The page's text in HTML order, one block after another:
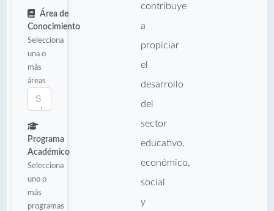
Área de
Conocimiento
Selecciona
una o
más
áreas
Programa
Académico
Selecciona
uno o
más
programas
contribuye
a
propiciar
el
desarrollo
del
sector
educativo,
económico,
social
y